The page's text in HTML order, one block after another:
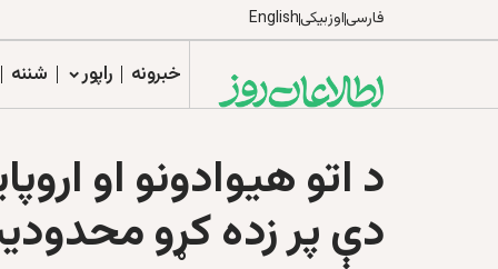
فارسیاوزبیکیEnglish
خبرونه راپور شننه
د اتو هيوادونو او
دې پر زده کړو